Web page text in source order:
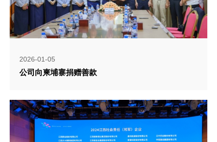
2026-01-05
公司向柬埔寨捐赠善款